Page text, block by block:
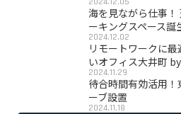
海を見ながら仕事！
ーキングスペース誕
2024.12.02
リモートワークに
いオフィス大井町 by
2024.11.29
待合時間有効活用
ーブ設置
2024.11.18